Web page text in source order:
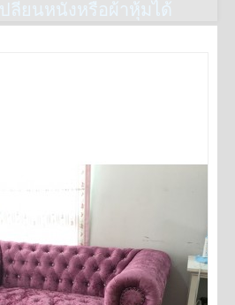
ปลี่ยนหนังหรือผ้าหุ้มได้